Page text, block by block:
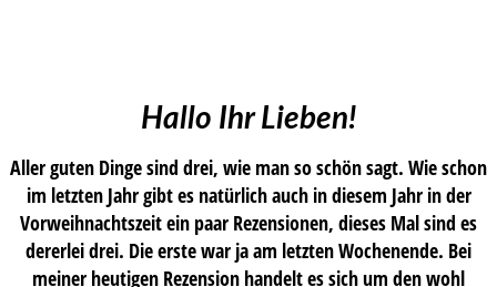
Hallo Ihr Lieben!
Aller guten Dinge sind drei, wie man so schön sagt. Wie schon
im letzten Jahr gibt es natürlich auch in diesem Jahr in der
Vorweihnachtszeit ein paar Rezensionen, dieses Mal sind es
dererlei drei. Die erste war ja am letzten Wochenende. Bei
meiner heutigen Rezension handelt es sich um den wohl